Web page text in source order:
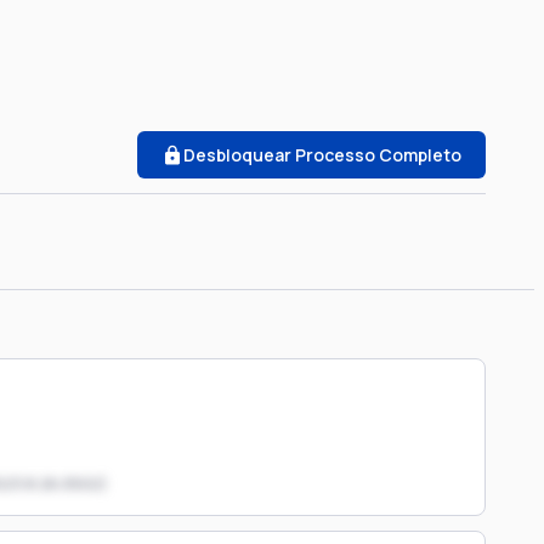
Desbloquear Processo Completo